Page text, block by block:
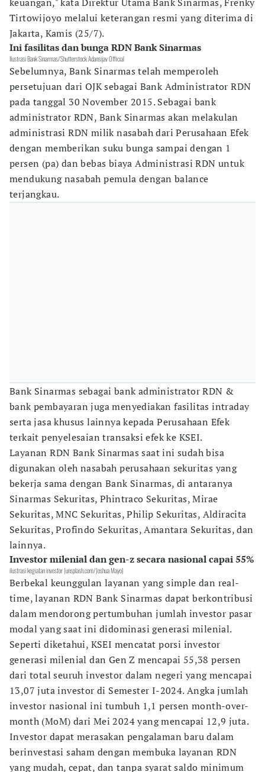
Tirtowijoyo melalui keterangan resmi yang diterima di
Jakarta, Kamis (25/7).
Ini fasilitas dan bunga RDN Bank Sinarmas
Ilustrasi Bank Sinarmas/Shutterstock Adansijav Official
Sebelumnya, Bank Sinarmas telah memperoleh
persetujuan dari OJK sebagai Bank Administrator RDN
pada tanggal 30 November 2015. Sebagai bank
administrator RDN, Bank Sinarmas akan melakulan
administrasi RDN milik nasabah dari Perusahaan Efek
dengan memberikan suku bunga sampai dengan 1
persen (pa) dan bebas biaya Administrasi RDN untuk
mendukung nasabah pemula dengan balance
terjangkau.
Bank Sinarmas sebagai bank administrator RDN &
bank pembayaran juga menyediakan fasilitas intraday
serta jasa khusus lainnya kepada Perusahaan Efek
terkait penyelesaian transaksi efek ke KSEI.
Layanan RDN Bank Sinarmas saat ini sudah bisa
digunakan oleh nasabah perusahaan sekuritas yang
bekerja sama dengan Bank Sinarmas, di antaranya
Sinarmas Sekuritas, Phintraco Sekuritas, Mirae
Sekuritas, MNC Sekuritas, Philip Sekuritas, Aldiracita
Sekuritas, Profindo Sekuritas, Amantara Sekuritas, dan
lainnya.
Investor milenial dan gen-z secara nasional capai 55%
ilustrasi kegiatan investor (unsplash.com/Joshua Mayo)
Berbekal keunggulan layanan yang simple dan real-
time, layanan RDN Bank Sinarmas dapat berkontribusi
dalam mendorong pertumbuhan jumlah investor pasar
modal yang saat ini didominasi generasi milenial.
Seperti diketahui, KSEI mencatat porsi investor
generasi milenial dan Gen Z mencapai 55,38 persen
dari total seuruh investor dalam negeri yang mencapai
13,07 juta investor di Semester I-2024. Angka jumlah
investor nasional ini tumbuh 1,1 persen month-over-
month (MoM) dari Mei 2024 yang mencapai 12,9 juta.
Investor dapat merasakan pengalaman baru dalam
berinvestasi saham dengan membuka layanan RDN
yang mudah, cepat, dan tanpa syarat saldo minimum